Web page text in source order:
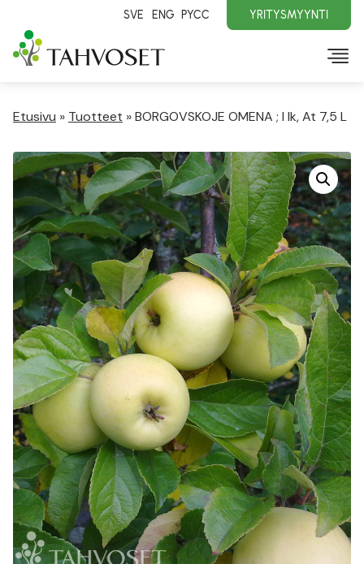
SVE ENG PYCC YRITYSMYYNTI
Etusivu » Tuotteet »BORGOVSKOJE OMENA ; I lk, At 7,5 L